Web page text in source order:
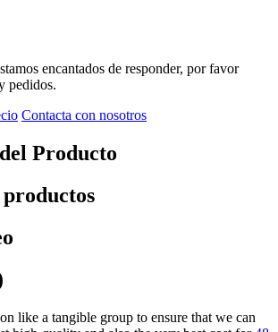
encantados de responder, por favor
pedidos.
Contacta con nosotros
Producto
like a tangible group to ensure that we can